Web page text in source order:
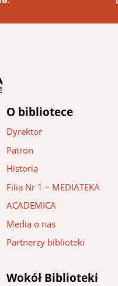
O bibliotece
Dyrektor
Patron
Historia
Filia Nr 1 – MEDIATEKA
ACADEMICA
Media o nas
Partnerzy biblioteki
Wokół Biblioteki